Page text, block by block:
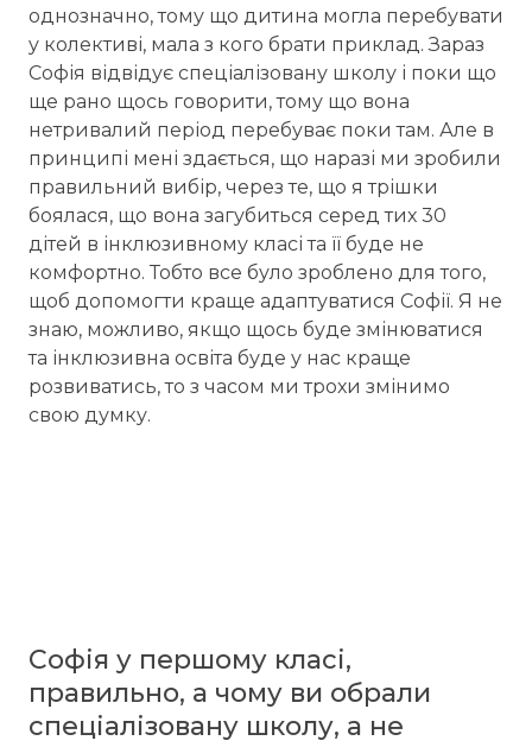
однозначно, тому що дитина могла перебувати
у колективі, мала з кого брати приклад. Зараз
Софія відвідує спеціалізовану школу і поки що
ще рано щось говорити, тому що вона
нетривалий період перебуває поки там. Але в
принципі мені здається, що наразі ми зробили
правильний вибір, через те, що я трішки
боялася, що вона загубиться серед тих 30
дітей в інклюзивному класі та її буде не
комфортно. Тобто все було зроблено для того,
щоб допомогти краще адаптуватися Софії. Я не
знаю, можливо, якщо щось буде змінюватися
та інклюзивна освіта буде у нас краще
розвиватись, то з часом ми трохи змінимо
свою думку.
Софія у першому класі,
правильно, а чому ви обрали
спеціалізовану школу, а не